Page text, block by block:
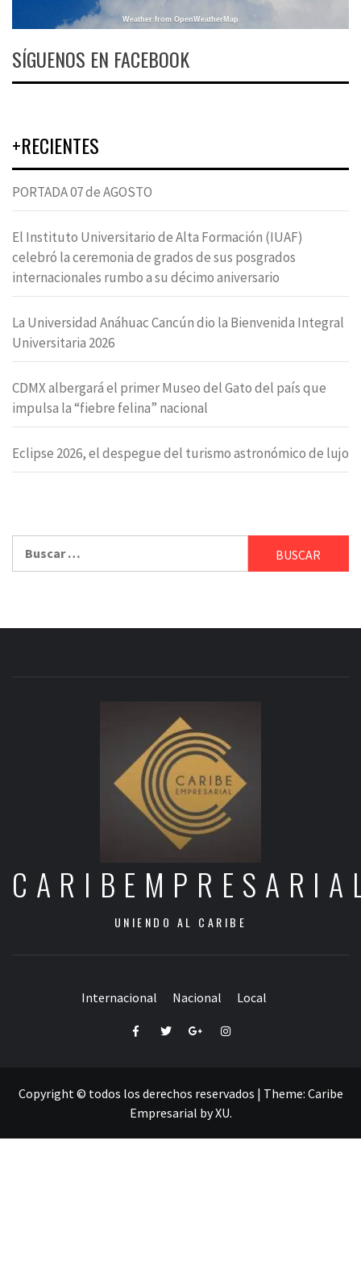
Weather from OpenWeatherMap
SÍGUENOS EN FACEBOOK
+RECIENTES
PORTADA 07 de AGOSTO
El Instituto Universitario de Alta Formación (IUAF)
celebró la ceremonia de grados de sus posgrados
internacionales rumbo a su décimo aniversario
La Universidad Anáhuac Cancún dio la Bienvenida Integral
Universitaria 2026
CDMX albergará el primer Museo del Gato del país que
impulsa la “fiebre felina” nacional
Eclipse 2026, el despegue del turismo astronómico de lujo
UNIENDO AL CARIBE
Internacional Nacional Local
FacebookTwitterGoogle+Instagram
Copyright © todos los derechos reservados | Theme: Caribe
Empresarial byXU.